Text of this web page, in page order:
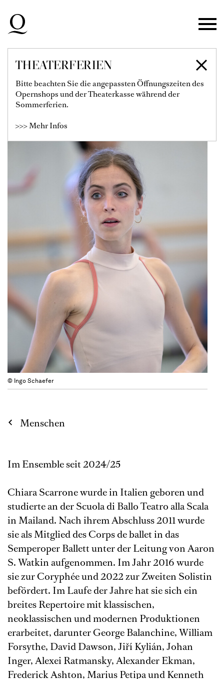
Zur Hauptnavigation springen
Zum Hauptinhalt springen
Zum Footer springen
THEATERFERIEN
Bitte beachten Sie die angepassten Öffnungszeiten des
Opernshops und der Theaterkasse während der
Sommerferien.
>>> Mehr Infos
CHIARA SCARRONE
© Ingo Schaefer
Menschen
Im Ensemble seit 2024/25
Chiara Scarrone wurde in Italien geboren und
studierte an der Scuola di Ballo Teatro alla Scala
in Mailand. Nach ihrem Abschluss 2011 wurde
sie als Mitglied des Corps de ballet in das
Semperoper Ballett unter der Leitung von Aaron
S. Watkin aufgenommen. Im Jahr 2016 wurde
sie zur Coryphée und 2022 zur Zweiten Solistin
befördert. Im Laufe der Jahre hat sie sich ein
breites Repertoire mit klassischen,
neoklassischen und modernen Produktionen
erarbeitet, darunter George Balanchine, William
Forsythe, David Dawson, Jiří Kylián, Johan
Inger, Alexei Ratmansky, Alexander Ekman,
Frederick Ashton, Marius Petipa und Kenneth